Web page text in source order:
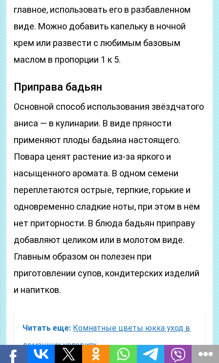
главное, использовать его в разбавленном
виде. Можно добавить капельку в ночной
крем или развести с любимым базовым
маслом в пропорции 1 к 5.
Приправа бадьян
Основной способ использования звёздчатого
аниса — в кулинарии. В виде пряности
применяют плоды бадьяна настоящего.
Повара ценят растение из-за яркого и
насыщенного аромата. В одном семени
переплетаются острые, терпкие, горькие и
одновременно сладкие ноты, при этом в нём
нет приторности. В блюда бадьян приправу
добавляют целиком или в молотом виде.
Главным образом он полезен при
приготовлении супов, кондитерских изделий
и напитков.
Читать еще: Комнатные цветы юкка уход в
домашних условиях